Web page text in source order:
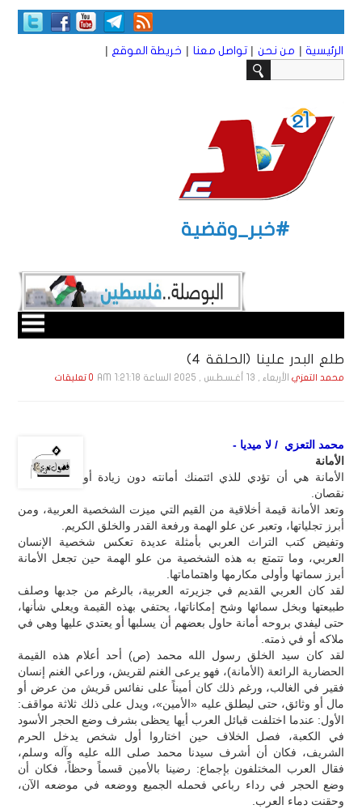
الرئيسية | من نحن | تواصل معنا | خريطة الموقع |
#خبر_وقضية
طلع البدر علينا (الحلقة 4)
محمد التعزي الأربعاء , 13 أغـسـطـس , 2025 الساعة 1:21:18 AM 0 تعليقات
محمد التعزي / لا ميديا -
الأمانة
الأمانة هي أن تؤدي للذي ائتمنك أمانته دون زيادة أو
نقصان.
وتعد الأمانة قيمة أخلاقية من القيم التي ميزت الشخصية العربية، ومن
أبرز تجلياتها، وتعبر عن علو الهمة ورفعة القدر والخلق الكريم.
وتفيض كتب التراث العربي بأمثلة عديدة تعكس شخصية الإنسان
العربي، وما تتمتع به هذه الشخصية من علو الهمة حين تجعل الأمانة
أبرز سماتها وأولى مكارمها واهتماماتها.
لقد كان العربي القديم في جزيرته العربية، بالرغم من جدبها وصلف
طبيعتها وبخل سمائها وشح إمكاناتها، يحتفي بهذه القيمة ويعلي شأنها،
حتى ليفدي بروحه أمانة حاول بعضهم أن يسلبها أو يعتدي عليها وهي في
ملاكه أو في ذمته.
لقد كان سيد الخلق رسول الله محمد (ص) أحد أعلام هذه القيمة
الحضارية الرائعة (الأمانة)، فهو يرعى الغنم لقريش، وراعي الغنم إنسان
فقير في الغالب، ورغم ذلك كان أميناً على نفائس قريش من عرض أو
مال أو وثائق، حتى ليطلق عليه «الأمين»، ويدل على ذلك ثلاثة مواقف:
الأول: عندما اختلفت قبائل العرب أيها يحظى بشرف وضع الحجر الأسود
في الكعبة، فصل الخلاف حين اختاروا أول شخص يدخل الحرم
الشريف، فكان أن أشرف سيدنا محمد صلى الله عليه وآله وسلم،
فقال العرب المختلفون بإجماع: رضينا بالأمين قسماً وحظاً، فكان أن
وضع الحجر في رداء رباعي فحمله الجميع ووضعه في موضعه الآن،
وحقنت دماء العرب.